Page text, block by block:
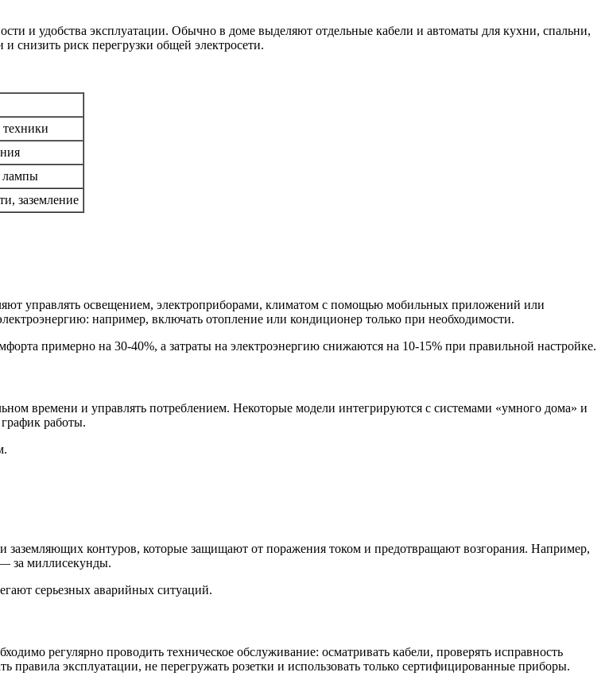
и удобства эксплуатации. Обычно в доме выделяют отдельные кабели и автоматы для кухни, спальни,
снизить риск перегрузки общей электросети.
лампы
заземление
управлять освещением, электроприборами, климатом с помощью мобильных приложений или
например, включать отопление или кондиционер только при необходимости.
примерно на 30-40%, а затраты на электроэнергию снижаются на 10-15% при правильной настройке.
времени и управлять потреблением. Некоторые модели интегрируются с системами «умного дома» и
работы.
контуров, которые защищают от поражения током и предотвращают возгорания. Например,
— за миллисекунды.
серьезных аварийных ситуаций.
регулярно проводить техническое обслуживание: осматривать кабели, проверять исправность
правила эксплуатации, не перегружать розетки и использовать только сертифицированные приборы.